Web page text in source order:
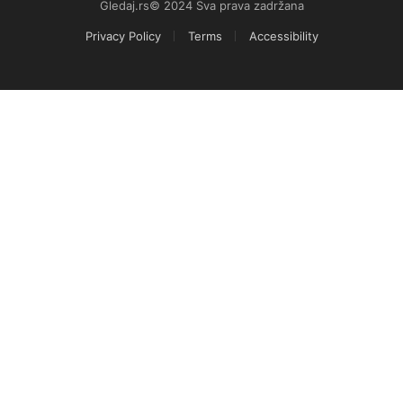
Gledaj.rs© 2024 Sva prava zadržana
Privacy Policy Terms Accessibility